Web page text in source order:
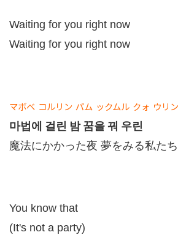
Waiting for you right now
Waiting for you right now
マボべ コルリン パム ックムル クォ ウリン
마법에 걸린 밤 꿈을 꿔 우린
魔法にかかった夜 夢をみる私たち
You know that
(It's not a party)